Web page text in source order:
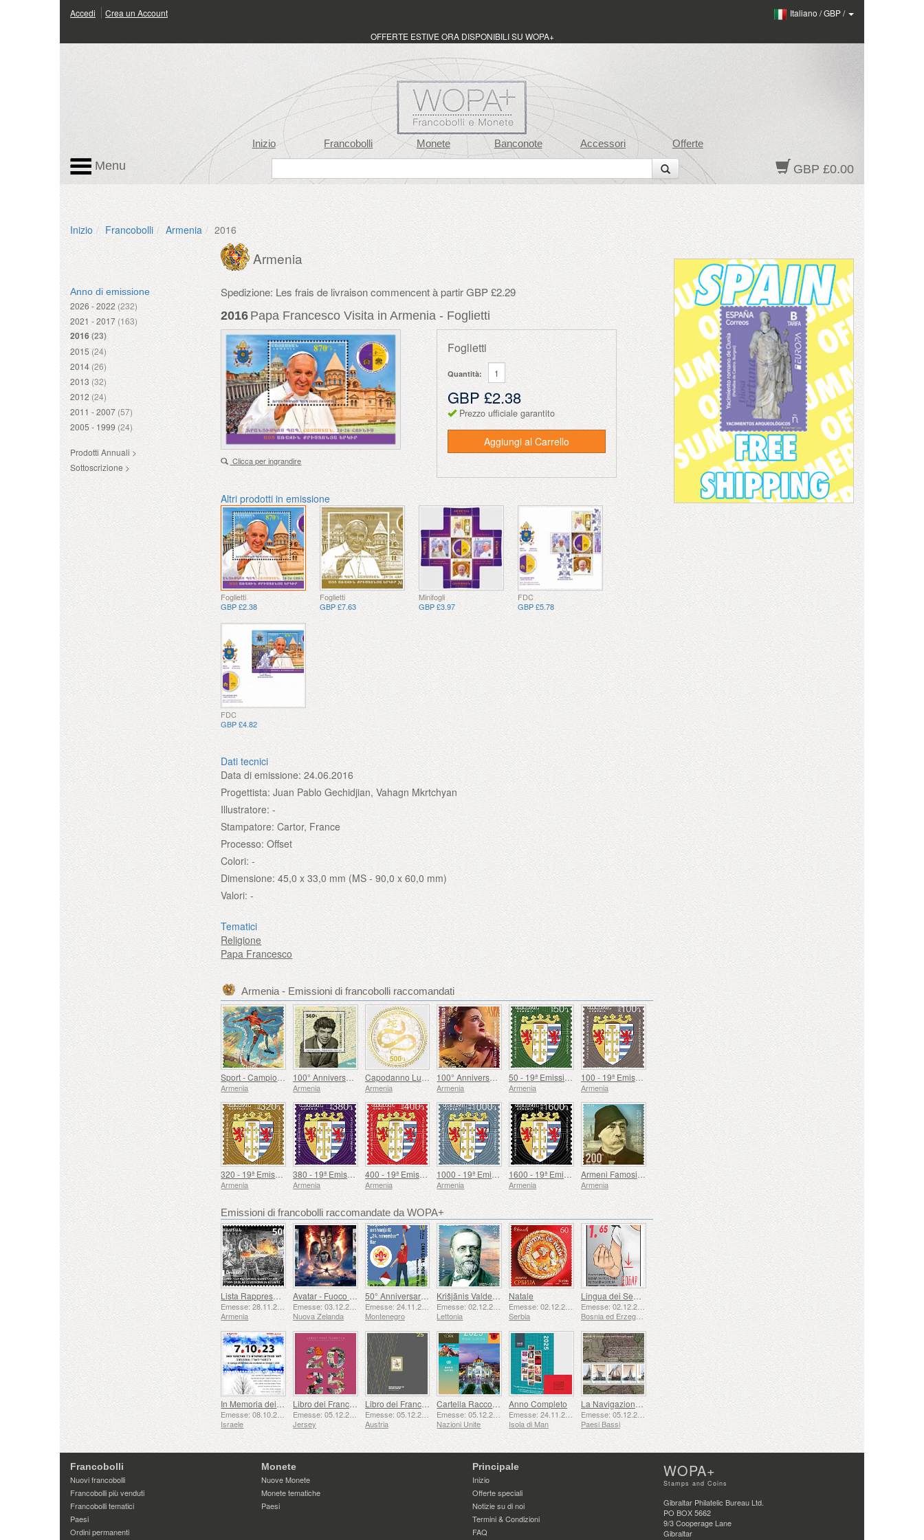
Accedi Crea un Account Italiano /GBP/
OFFERTE ESTIVE ORA DISPONIBILI SU WOPA+
Inizio Francobolli Monete Banconote Accessori Offerte
GBP £0.00
Menu
Inizio Francobolli Armenia 2016
Anno di emissione
2026 - 2022 (232)
2021 - 2017 (163)
2016(23)
2015 (24)
2014 (26)
2013 (32)
2012 (24)
2011 - 2007 (57)
2005 - 1999 (24)
Prodotti Annuali >
Sottoscrizione >
Armenia
Spedizione: Les frais de livraison commencent à partir GBP £2.29
2016 Papa Francesco Visita in Armenia - Foglietti
Clicca per ingrandire
Foglietti
Quantità:
GBP £2.38
Prezzo ufficiale garantito
Aggiungi al Carrello
Altri prodotti in emissione
Foglietti
GBP £2.38
Foglietti
GBP £7.63
Minifogli
GBP £3.97
FDC
GBP £5.78
FDC
GBP £4.82
Dati tecnici
Data di emissione: 24.06.2016
Progettista: Juan Pablo Gechidjian, Vahagn Mkrtchyan
Illustratore: -
Stampatore: Cartor, France
Processo: Offset
Colori: -
Dimensione: 45,0 x 33,0 mm (MS - 90,0 x 60,0 mm)
Valori: -
Tematici
Religione
Papa Francesco
Armenia - Emissioni di francobolli raccomandati
Sport - Campionato Europeo di Calcio, Euro
Armenia
100° Anniversario di Paruyr Sevak
Armenia
Capodanno Lunare
Armenia
100° Anniversario di Gohar Gasparyan
Armenia
50 - 19ª Emissione Definitiva, Stemmi Armeni
Armenia
100 - 19ª Emissione Definitiva, Stemmi Armeni
Armenia
320 - 19ª Emissione Definitiva, Stemmi Armeni
Armenia
380 - 19ª Emissione Definitiva, Stemmi Armeni
Armenia
400 - 19ª Emissione Definitiva, Stemmi Armeni
Armenia
1000 - 19ª Emissione Definitiva, Stemmi Armeni
Armenia
1600 - 19ª Emissione Definitiva, Stemmi Armeni
Armenia
Armeni Famosi nel Mondo - 200° Anniversario di Nubar Nubarian, Nubar Pasha
Armenia
Emissioni di francobolli raccomandate da WOPA+
Lista Rappresentativa del Patrimonio Culturale Immateriale dell'umanità dell'UNESCO - Tradizione della Forgiatura a Gyumri
Emesse: 28.11.2025
Armenia
Avatar - Fuoco e Cenere
Emesse: 03.12.2025
Nuova Zelanda
50° Anniversario della Fondazione del 24 Novembre Bar Scout
Emesse: 24.11.2025
Montenegro
Krišjānis Valdemārs
Lettonia
Natale
Serbia
Lingua dei Segni - Buona
Emesse: 02.12.2025
Bosnia ed Erzegovina - Repubblica di Srpska
In Memoria dei Caduti e Assassinati il ​​7 ottobre 2023
Israele
Libro dei Francobolli
Jersey
Libro dei Francobolli
Emesse: 05.12.2025
Austria
Cartella Raccolta Annuale (New York)
Nazioni Unite
Anno Completo
Emesse: 24.11.2025
Isola di Man
La Navigazione nel XVII e XVIII Secolo – La Navigazione della Torba
Emesse: 05.12.2025
Paesi Bassi
Francobolli
Nuovi francobolli
Francobolli più venduti
Francobolli tematici
Paesi
Ordini permanenti
Monete
Nuove Monete
Monete tematiche
Paesi
Principale
Inizio
Offerte speciali
Notizie su di noi
Termini & Condizioni
FAQ
WOPA+
Stamps and Coins
Gibraltar Philatelic Bureau Ltd.
PO BOX 5662
9/3 Cooperage Lane
Gibraltar